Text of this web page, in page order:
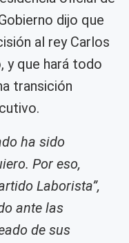
dijo que
al rey Carlos
y que hará todo
transición
ha sido
Por eso,
Laborista”,
ante las
de sus